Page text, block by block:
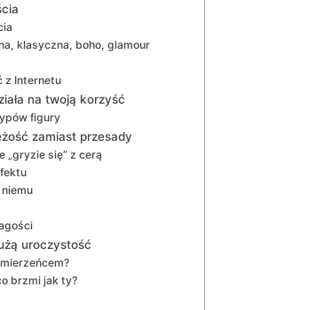
klasyczna, boho, glamour
z Internetu
na twoją korzyść
figury
zamiast przesady
„gryzie się” z cerą
uroczystość
brzmi jak ty?